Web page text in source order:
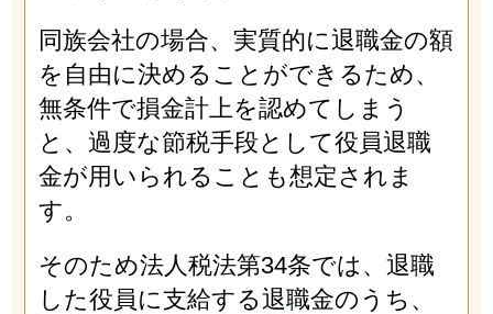
同族会社の場合、実質的に退職金の額
を自由に決めることができるため、
無条件で損金計上を認めてしまう
と、過度な節税手段として役員退職
金が用いられることも想定されま
す。
そのため法人税法第34条では、退職
した役員に支給する退職金のうち、